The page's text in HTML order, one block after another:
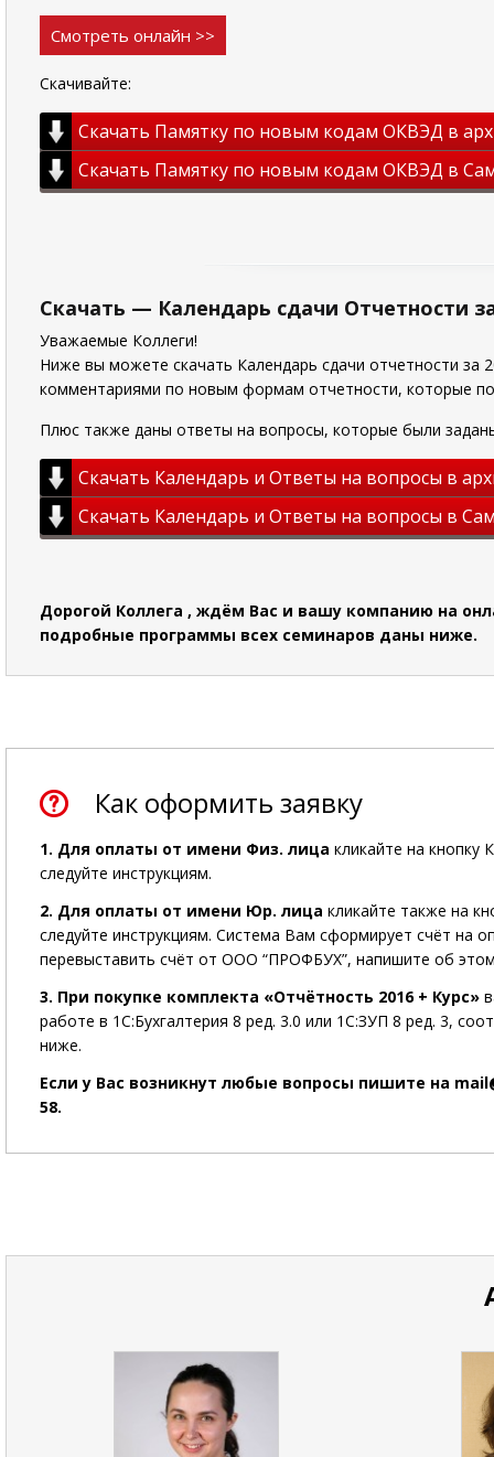
Смотреть онлайн >>
Скачивайте:
Скачать Памятку по новым кодам ОКВЭД в
Скачать Памятку по новым кодам ОКВЭД в
Скачать — Календарь сдачи Отчетности
Уважаемые Коллеги!
Ниже вы можете скачать Календарь сдачи отчетности за
комментариями по новым формам отчетности, которые
Плюс также даны ответы на вопросы, которые были
Скачать Календарь и Ответы на вопросы в
Скачать Календарь и Ответы на вопросы в
Дорогой Коллега , ждём Вас и вашу компанию на
подробные программы всех семинаров даны ниже.
Как оформить заявку
1. Для оплаты от имени Физ. лица кликайте на
следуйте инструкциям.
2. Для оплаты от имени Юр. лица кликайте также на
следуйте инструкциям. Система Вам сформирует счёт
перевыставить счёт от ООО “ПРОФБУХ”, напишите об
3. При покупке комплекта «Отчётность 2016 + Курс»
работе в 1С:Бухгалтерия 8 ред. 3.0 или 1С:ЗУП 8 ред. 3,
ниже.
Если у Вас возникнут любые вопросы пишите на
58.